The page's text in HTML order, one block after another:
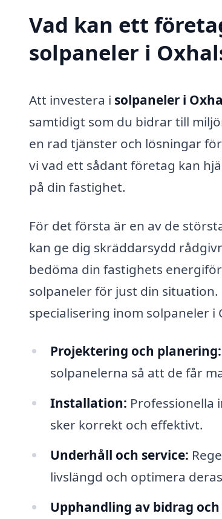
Vad kan ett
solpaneler i
Att investera i solpaneler i
samtidigt som du bidrar till
en rad tjänster och lösningar
vi vad ett sådant företag kan
på din fastighet.
För det första är en av de
kan ge dig skräddarsydd
bedöma din fastighets
solpaneler för just din
specialisering inom solpaneler i
Projektering och planering:
solpanelerna så att de får
Installation: Professionella
sker korrekt och effektivt.
Underhåll och service:
livslängd och optimera
Upphandling av bidrag